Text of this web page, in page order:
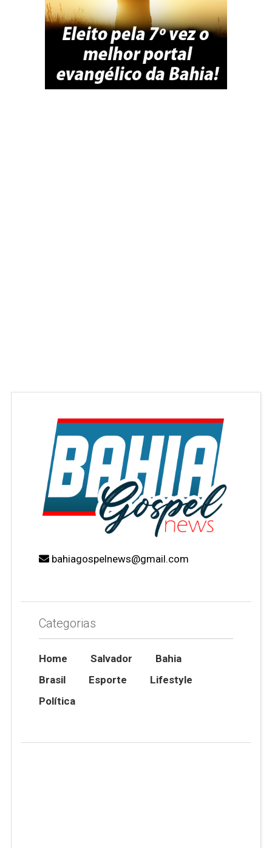
bahiagospelnews@gmail.com
Categorias
Home Salvador
Bahia
Brasil
Esporte
Lifestyle
Política